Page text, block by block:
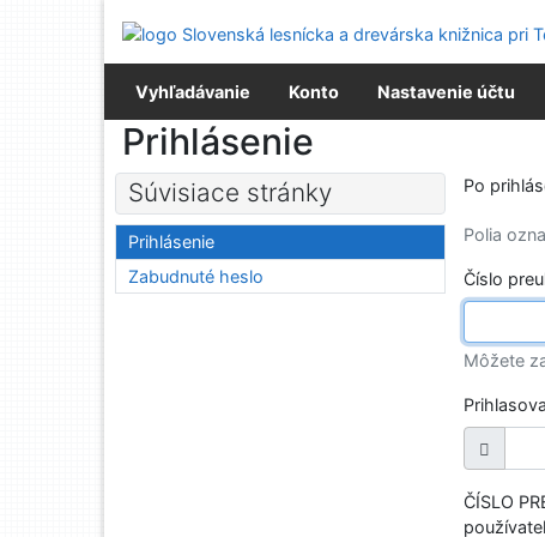
Prejsť na menu
Prehlásenie o webovej prístupnosti
Vyhľadávanie Konto Nastavenie účtu
Prihlásenie
Po
Polia
Číslo
Môžete
ČÍSLO
Súvisiace stránky
Prihlásenie
Zabudnuté heslo